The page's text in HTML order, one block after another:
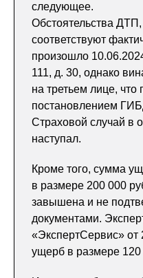
следующее.
Обстоятельства
соответствуют
произошло
111, д. 30, однако
на третьем лице, что
постановлением
Страховой случай в
наступал.
Кроме того, сумма
в размере 200 000
завышена и не
документами.
«ЭкспертСервис» от
ущерб в размере 120